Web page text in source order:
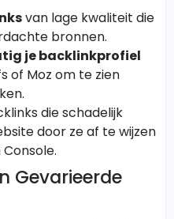
van lage kwaliteit die
bronnen.
je backlinkprofiel
of Moz om te zien
die schadelijk
door ze af te wijzen
Gevarieerde